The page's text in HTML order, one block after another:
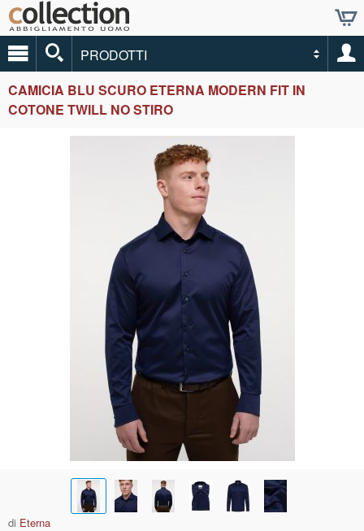
PRODOTTI
CAMICIA BLU SCURO ETERNA MODERN FIT IN
COTONE TWILL NO STIRO
di Eterna